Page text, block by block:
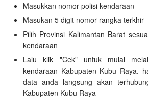
Masukkan nomor polisi kendaraan
Masukan 5 digit nomor rangka terkhir
Pilih Provinsi Kalimantan Barat
kendaraan
Lalu klik "Cek" untuk mulai
kendaraan Kabupaten Kubu Raya.
data anda langsung akan
Kabupaten Kubu Raya